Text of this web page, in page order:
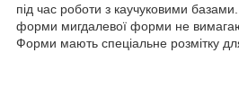
під час роботи з каучуковими базами.
форми мигдалевої форми не
Форми мають спеціальне розмітку для